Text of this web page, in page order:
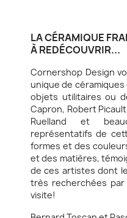
LA CÉRAMIQUE
À REDÉCOUVRIR...
Cornershop Design
unique de céramiques
objets utilitaires ou
Capron, Robert
Ruelland et
représentatifs de
formes et des
et des matières,
de ces artistes dont
très recherchées par
visite!